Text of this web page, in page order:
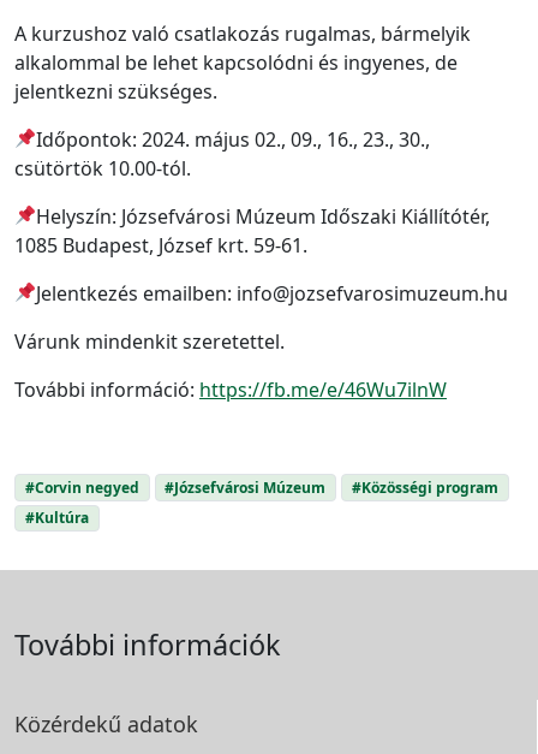
A kurzushoz való csatlakozás rugalmas, bármelyik
alkalommal be lehet kapcsolódni és ingyenes, de
jelentkezni szükséges.
Időpontok: 2024. május 02., 09., 16., 23., 30.,
csütörtök 10.00-tól.
Helyszín: Józsefvárosi Múzeum Időszaki Kiállítótér,
1085 Budapest, József krt. 59-61.
Jelentkezés emailben: info@jozsefvarosimuzeum.hu
Várunk mindenkit szeretettel.
További információ: https://fb.me/e/46Wu7ilnW
#Corvin negyed #Józsefvárosi Múzeum
#Közösségi program
#Kultúra
További információk
Közérdekű adatok